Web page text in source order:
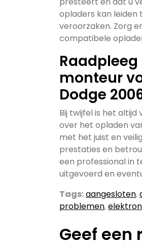
opladers kan
veroorzaken. Zorg
compatibele
monteur
Dodge
Bij twijfel is het
over het opladen
met het juist en
prestaties en
een professional in
uitgevoerd en
Tags:aangesloten,
problemen,
Geef een